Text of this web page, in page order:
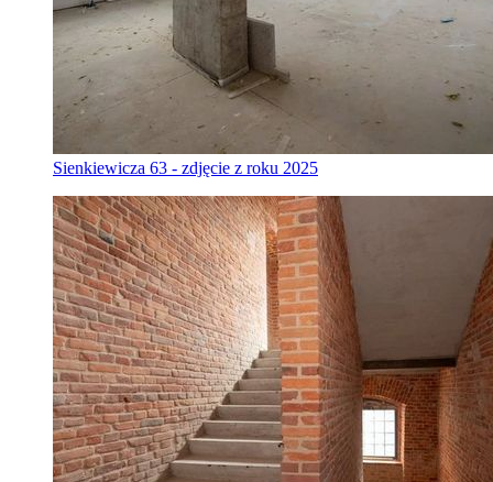
Sienkiewicza 63 - zdjęcie z roku 2025